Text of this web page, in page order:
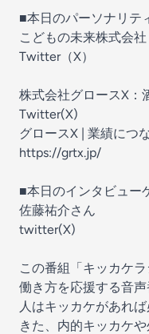
■本日のパーソナリテ
こどもの未来株式会
⁠⁠Twitter（X）⁠⁠
株式会社グロースX：
Twitter(X)
グロースX | 業績につ
https://grtx.jp/
■本日のインタビュー
佐藤祐介さん⁠
⁠⁠twitter(X)⁠⁠
この番組「キッカケ
働き方を応援する音声
人はキッカケがあれ
きた、内的キッカケ